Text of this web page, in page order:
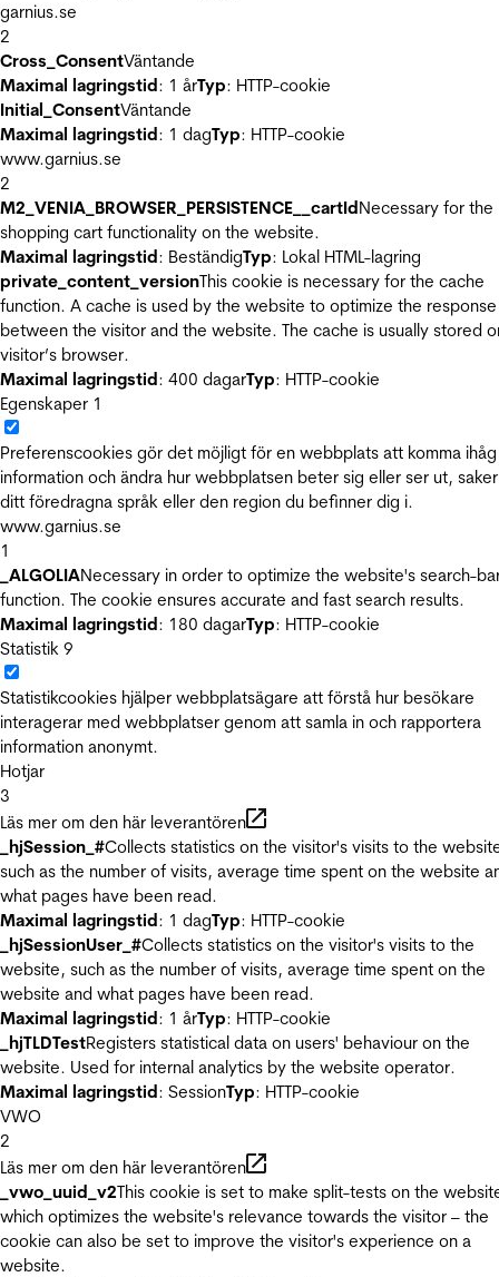
garnius.se
2
Cross_ConsentVäntande
Maximal lagringstid: 1 årTyp: HTTP-cookie
Initial_ConsentVäntande
Maximal lagringstid: 1 dagTyp: HTTP-cookie
www.garnius.se
2
M2_VENIA_BROWSER_PERSISTENCE__cartIdNecessary for the
shopping cart functionality on the website.
Maximal lagringstid: BeständigTyp: Lokal HTML-lagring
private_content_versionThis cookie is necessary for the cache
function. A cache is used by the website to optimize the
between the visitor and the website. The cache is usually stored
visitor’s browser.
Maximal lagringstid: 400 dagarTyp: HTTP-cookie
Egenskaper 1
Preferenscookies gör det möjligt för en webbplats att komma ihåg
information och ändra hur webbplatsen beter sig eller ser ut,
ditt föredragna språk eller den region du befinner dig i.
www.garnius.se
1
_ALGOLIANecessary in order to optimize the website's search-
function. The cookie ensures accurate and fast search results.
Maximal lagringstid: 180 dagarTyp: HTTP-cookie
Statistik 9
Statistikcookies hjälper webbplatsägare att förstå hur besökare
interagerar med webbplatser genom att samla in och rapportera
information anonymt.
Hotjar
3
Läs mer om den här leverantören
_hjSession_#Collects statistics on the visitor's visits to the
such as the number of visits, average time spent on the website
what pages have been read.
Maximal lagringstid: 1 dagTyp: HTTP-cookie
_hjSessionUser_#Collects statistics on the visitor's visits to the
website, such as the number of visits, average time spent on the
website and what pages have been read.
Maximal lagringstid: 1 årTyp: HTTP-cookie
_hjTLDTestRegisters statistical data on users' behaviour on the
website. Used for internal analytics by the website operator.
Maximal lagringstid: SessionTyp: HTTP-cookie
VWO
2
Läs mer om den här leverantören
_vwo_uuid_v2This cookie is set to make split-tests on the
which optimizes the website's relevance towards the visitor – the
cookie can also be set to improve the visitor's experience on a
website.